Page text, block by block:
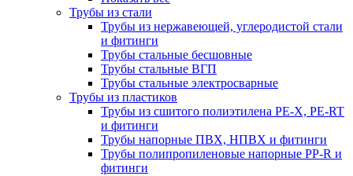
Трубы из стали
Трубы из нержавеющей, углеродистой стали
и фитинги
Трубы стальные бесшовные
Трубы стальные ВГП
Трубы стальные электросварные
Трубы из пластиков
Трубы из сшитого полиэтилена PE-X, PE-RT
и фитинги
Трубы напорные ПВХ, НПВХ и фитинги
Трубы полипропиленовые напорные PP-R и
фитинги